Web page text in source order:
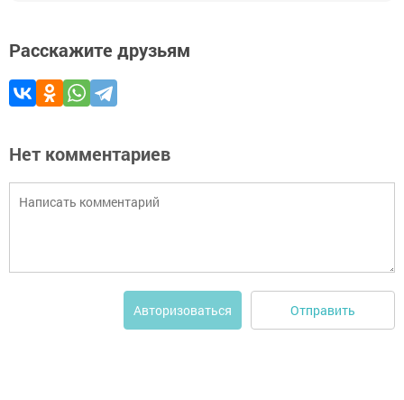
Расскажите друзьям
Нет комментариев
Авторизоваться Отправить